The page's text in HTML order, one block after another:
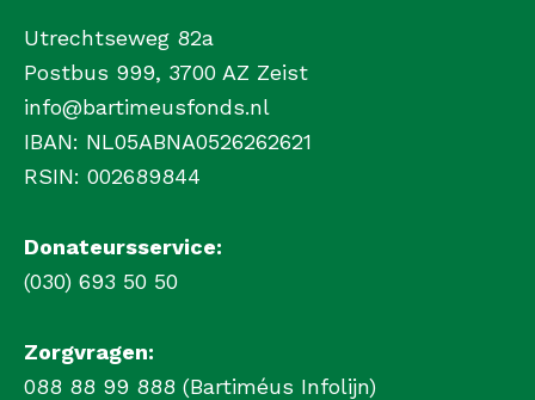
Utrechtseweg 82a
Postbus 999, 3700 AZ Zeist
info@bartimeusfonds.nl
IBAN: NL05ABNA0526262621
RSIN: 002689844
Donateursservice:
(030) 693 50 50
Zorgvragen:
088 88 99 888 (Bartiméus Infolijn)